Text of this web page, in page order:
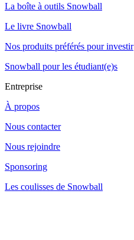
La boîte à outils Snowball
Le livre Snowball
Nos produits préférés pour investir
Snowball pour les étudiant(e)s
Entreprise
À propos
Nous contacter
Nous rejoindre
Sponsoring
Les coulisses de Snowball